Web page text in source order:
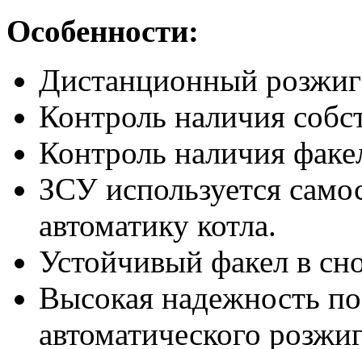
Особенности:
Дистанционный
Контроль наличия
Контроль наличия
ЗСУ используется
автоматику котла.
Устойчивый факел в
Высокая надежность
автоматического